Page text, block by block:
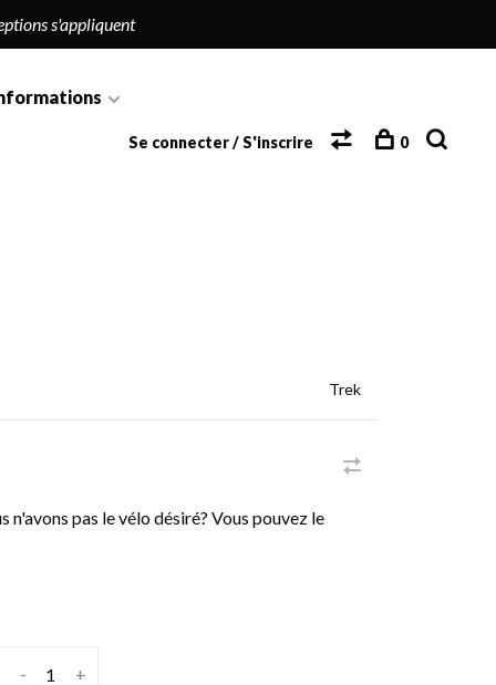
s'appliquent
Se connecter / S'inscrire 0
Trek
n'avons pas le vélo désiré? Vous pouvez le
+
-